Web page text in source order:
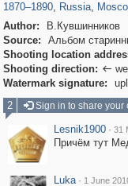
1870–1890, Russia,
Author:
В.Кувшинников
Source:
Альбом
Shooting location
Shooting direction: 
Watermark signature:
2
Sign in to share your
Lesnik1900 · 31
Причём тут
Luka · 1 June